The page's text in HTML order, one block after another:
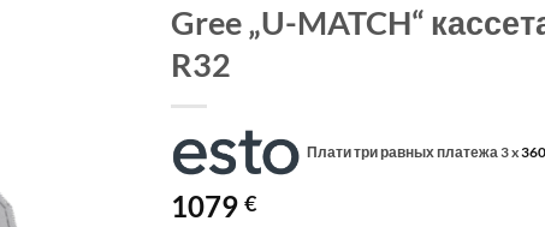
Gree „U-MATCH“
R32
Плати три равных платежа 3 x360
1079 €